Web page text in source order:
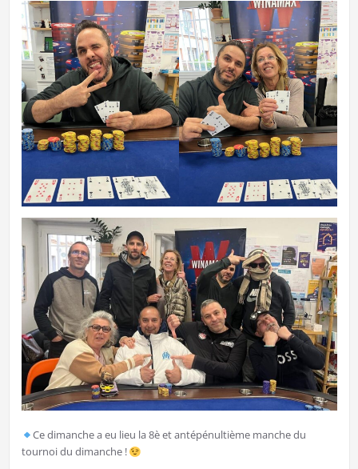
Ce dimanche a eu lieu la 8è et antépénultième manche du
tournoi du dimanche !